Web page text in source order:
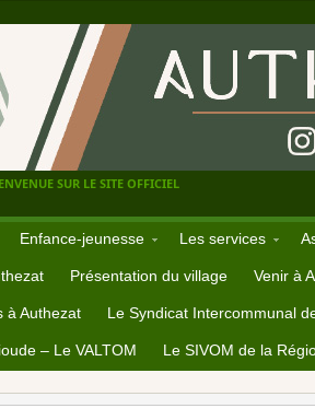
SUR LE SITE OFFICIEL
Enfance-jeunesse Les services
Présentation du village Venir à
à Authezat Le Syndicat Intercommunal
– Le VALTOM Le SIVOM de la